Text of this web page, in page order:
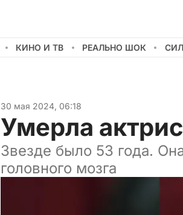
КИНО И ТВ РЕАЛЬНО ШОК
30 мая 2024, 06:18
Умерла
Звезде было 53 года.
головного мозга